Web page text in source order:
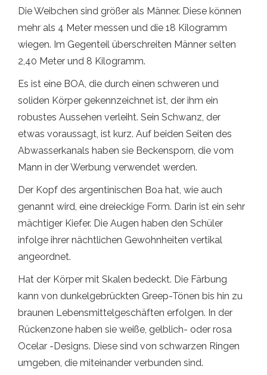
Die Weibchen sind größer als Männer. Diese können
mehr als 4 Meter messen und die 18 Kilogramm
wiegen. Im Gegenteil überschreiten Männer selten
2,40 Meter und 8 Kilogramm.
Es ist eine BOA, die durch einen schweren und
soliden Körper gekennzeichnet ist, der ihm ein
robustes Aussehen verleiht. Sein Schwanz, der
etwas voraussagt, ist kurz. Auf beiden Seiten des
Abwasserkanals haben sie Beckensporn, die vom
Mann in der Werbung verwendet werden.
Der Kopf des argentinischen Boa hat, wie auch
genannt wird, eine dreieckige Form. Darin ist ein sehr
mächtiger Kiefer. Die Augen haben den Schüler
infolge ihrer nächtlichen Gewohnheiten vertikal
angeordnet.
Hat der Körper mit Skalen bedeckt. Die Färbung
kann von dunkelgebrückten Greep-Tönen bis hin zu
braunen Lebensmittelgeschäften erfolgen. In der
Rückenzone haben sie weiße, gelblich- oder rosa
Ocelar -Designs. Diese sind von schwarzen Ringen
umgeben, die miteinander verbunden sind.